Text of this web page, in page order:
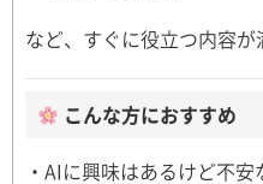
など、すぐに役立つ内容が
こんな方におすすめ
・AIに興味はあるけど不安